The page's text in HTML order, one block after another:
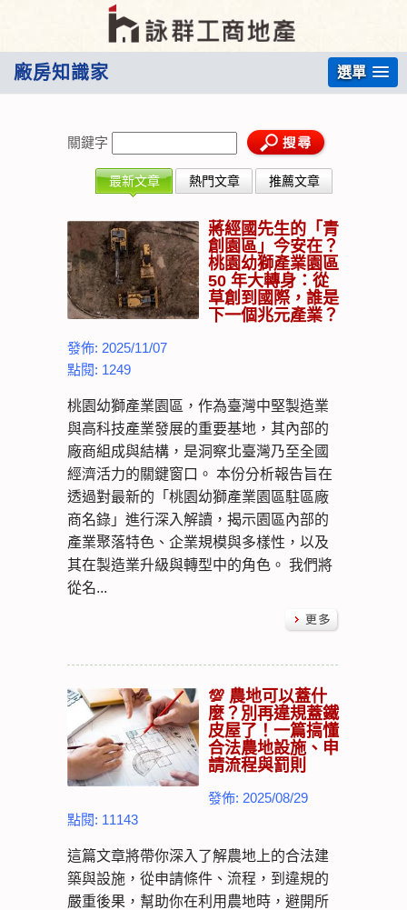
廠房知識家 選單
關鍵字
最新文章 熱門文章 推薦文章
蔣經國先生的「青
創園區」今安在？
桃園幼獅產業園區
50 年大轉身：從
草創到國際，誰是
下一個兆元產業？
發佈: 2025/11/07
點閱: 1249
桃園幼獅產業園區，作為臺灣中堅製造業
與高科技產業發展的重要基地，其內部的
廠商組成與結構，是洞察北臺灣乃至全國
經濟活力的關鍵窗口。 本份分析報告旨在
透過對最新的「桃園幼獅產業園區駐區廠
商名錄」進行深入解讀，揭示園區內部的
產業聚落特色、企業規模與多樣性，以及
其在製造業升級與轉型中的角色。 我們將
從名...
💯 農地可以蓋什
麼？別再違規蓋鐵
皮屋了！一篇搞懂
合法農地設施、申
請流程與罰則
發佈: 2025/08/29
點閱: 11143
這篇文章將帶你深入了解農地上的合法建
築與設施，從申請條件、流程，到違規的
嚴重後果，幫助你在利用農地時，避開所